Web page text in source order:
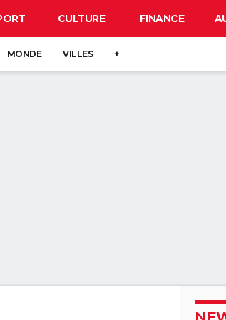
CULTURE FINANCE
MONDE VILLES +